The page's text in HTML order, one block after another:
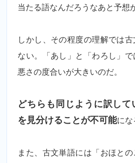
当たる語なんだろうなあと予想
しかし、その程度の理解では
ない。「あし」と「わろし」
悪さの度合いが大きいのだ。
どちらも同じように訳し
を見分けることが不可能にな
また、古文単語には「おほと